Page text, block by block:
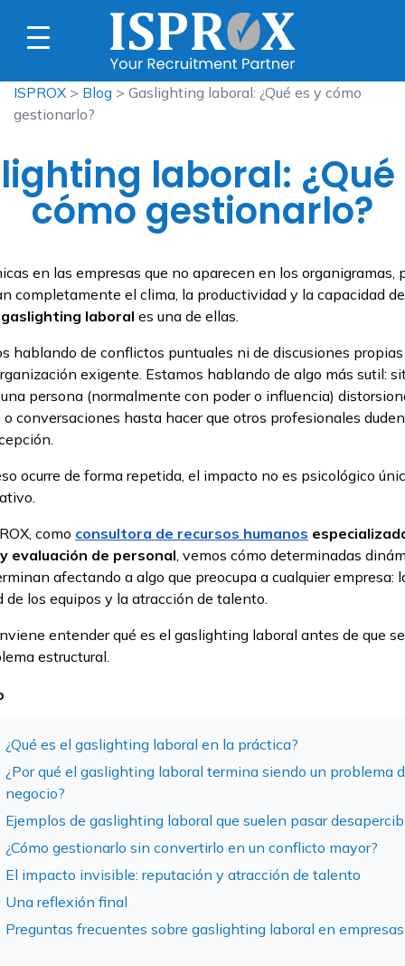
ISPROX > Blog > Gaslighting laboral: ¿Qué es y cómo
gestionarlo?
laboral: ¿Qué
cómo gestionarlo?
en las empresas que no aparecen en los organigramas,
completamente el clima, la productividad y la capacidad
gaslighting laboral es una de ellas.
hablando de conflictos puntuales ni de discusiones
exigente. Estamos hablando de algo más sutil:
persona (normalmente con poder o influencia)
conversaciones hasta hacer que otros profesionales
ocurre de forma repetida, el impacto no es psicológico
como consultora de recursos humanos
evaluación de personal, vemos cómo determinadas
afectando a algo que preocupa a cualquier empresa:
de los equipos y la atracción de talento.
entender qué es el gaslighting laboral antes de que
estructural.
¿Qué es el gaslighting laboral en la práctica?
¿Por qué el gaslighting laboral termina siendo un problema
negocio?
Ejemplos de gaslighting laboral que suelen pasar
¿Cómo gestionarlo sin convertirlo en un conflicto mayor?
El impacto invisible: reputación y atracción de talento
Una reflexión final
Preguntas frecuentes sobre gaslighting laboral en empresas